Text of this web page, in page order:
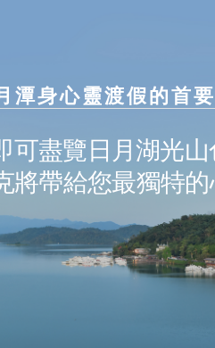
潭身心靈渡假的首
盡覽日月湖光
將帶給您最獨特